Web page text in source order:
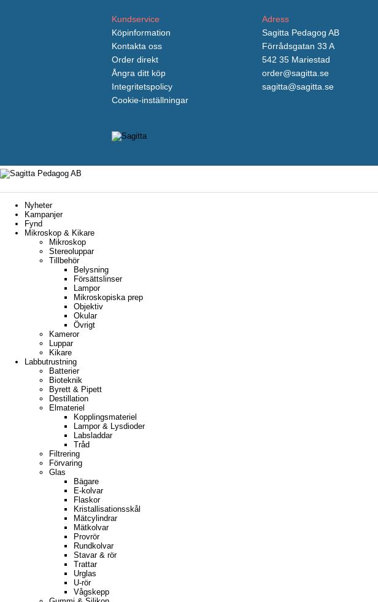
Kundservice
Köpinformation
Kontakta oss
Order direkt
Ångra ditt köp
Integritetspolicy
Cookie-inställningar
Adress
Sagitta Pedagog AB
Förrådsgatan 33 A
542 35 Mariestad
order@sagitta.se
sagitta@sagitta.se
Nyheter
Kampanjer
Fynd
Mikroskop & Kikare
Mikroskop
Stereoluppar
Tillbehör
Belysning
Försättslinser
Lampor
Mikroskopiska prep
Objektiv
Okular
Övrigt
Kameror
Luppar
Kikare
Labbutrustning
Batterier
Bioteknik
Byrett & Pipett
Destillation
Elmateriel
Kopplingsmateriel
Lampor & Lysdioder
Labsladdar
Tråd
Filtrering
Förvaring
Glas
Bägare
E-kolvar
Flaskor
Kristallisationsskål
Mätcylindrar
Mätkolvar
Provrör
Rundkolvar
Stavar & rör
Trattar
Urglas
U-rör
Vågskepp